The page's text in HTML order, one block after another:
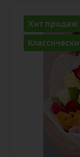
Хит продаж
Количество
51
роза,